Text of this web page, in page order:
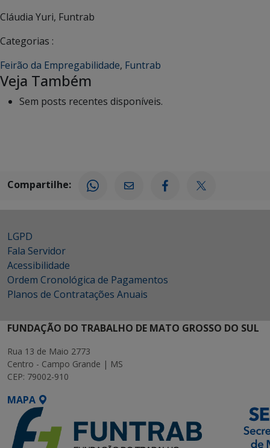
Cláudia Yuri, Funtrab
Categorias :
Feirão da Empregabilidade, Funtrab
Veja Também
Sem posts recentes disponíveis.
Compartilhe:
LGPD
Fala Servidor
Acessibilidade
Ordem Cronológica de Pagamentos
Planos de Contratações Anuais
FUNDAÇÃO DO TRABALHO DE MATO GROSSO DO SUL
Rua 13 de Maio 2773
Centro - Campo Grande | MS
CEP: 79002-910
MAPA